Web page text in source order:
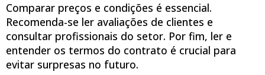
Comparar preços e condições é essencial.
Recomenda-se ler avaliações de clientes e
consultar profissionais do setor. Por fim, ler e
entender os termos do contrato é crucial para
evitar surpresas no futuro.